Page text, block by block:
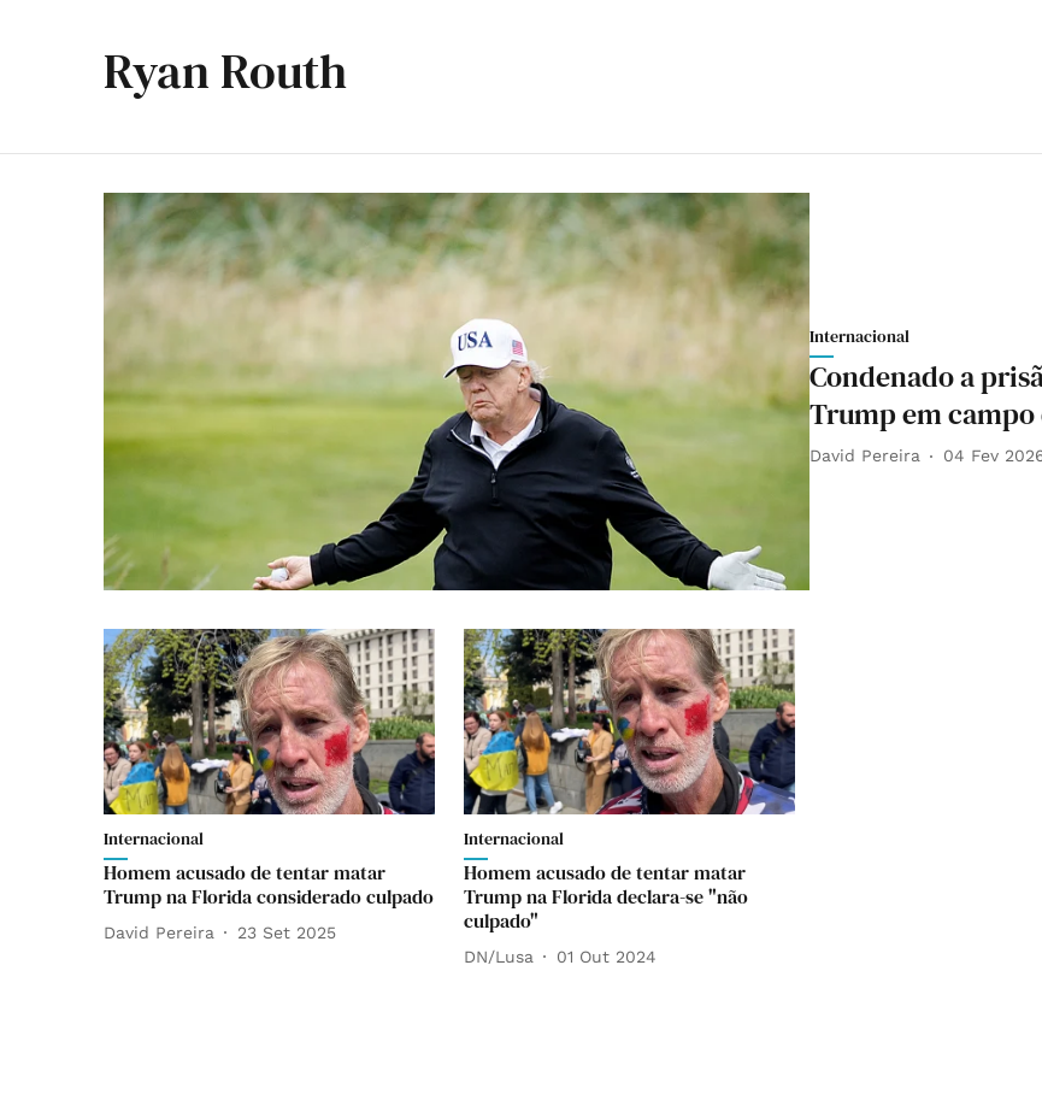
Ryan Routh
Internacional
Condenado a
Trump em
David Pereira 04 Fev
Internacional
Homem acusado de tentar matar
Trump na Florida considerado culpado
David Pereira 23 Set 2025
Internacional
Homem acusado de tentar matar
Trump na Florida declara-se "não
culpado"
DN/Lusa 01 Out 2024